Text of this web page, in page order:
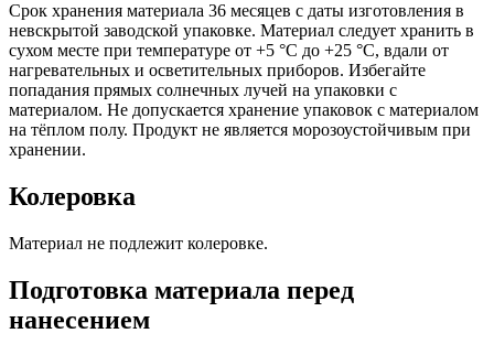
Срок хранения материала 36 месяцев с даты изготовления в
невскрытой заводской упаковке. Материал следует хранить в
сухом месте при температуре от +5 °C до +25 °C, вдали от
нагревательных и осветительных приборов. Избегайте
попадания прямых солнечных лучей на упаковки с
материалом. Не допускается хранение упаковок с материалом
на тёплом полу. Продукт не является морозоустойчивым при
хранении.
Колеровка
Материал не подлежит колеровке.
Подготовка материала перед
нанесением